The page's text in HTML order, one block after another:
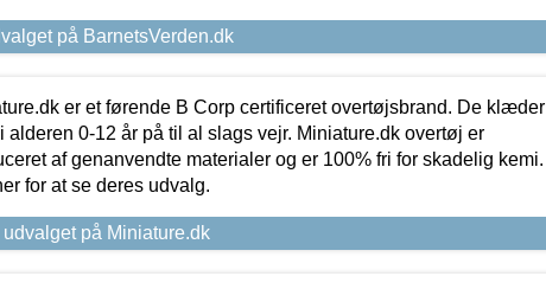
på BarnetsVerden.dk
er et førende B Corp certificeret overtøjsbrand. De klæder
alderen 0-12 år på til al slags vejr. Miniature.dk overtøj er
af genanvendte materialer og er 100% fri for skadelig kemi.
for at se deres udvalg.
udvalget på Miniature.dk